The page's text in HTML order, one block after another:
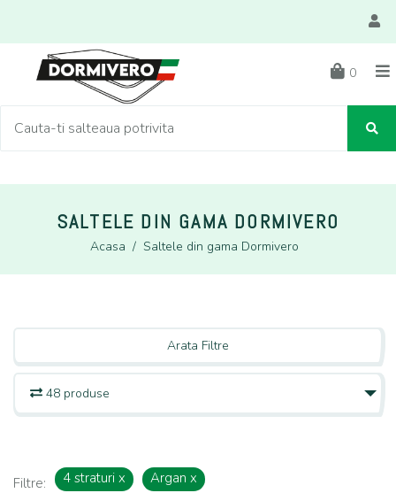
0
SALTELE DIN GAMA DORMIVERO
Acasa / Saltele din gama Dormivero
Arata Filtre
48 produse
Filtre: 4 straturi x Argan x